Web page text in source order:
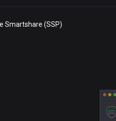
Smartshare (SSP)